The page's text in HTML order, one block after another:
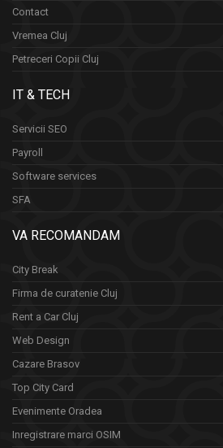
Contact
Vremea Cluj
Petreceri Copii Cluj
IT & TECH
Servicii SEO
Payroll
Software services
SFA
VA RECOMANDAM
City Break
Firma de curatenie Cluj
Rent a Car Cluj
Web Design
Cazare Brasov
Top City Card
Evenimente Oradea
Inregistrare marci OSIM